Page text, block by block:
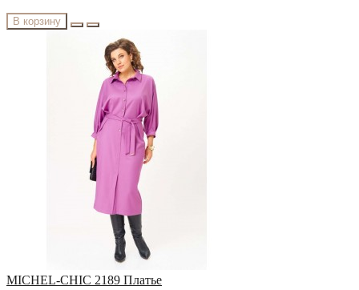
В корзину
MICHEL-CHIC 2189 Платье